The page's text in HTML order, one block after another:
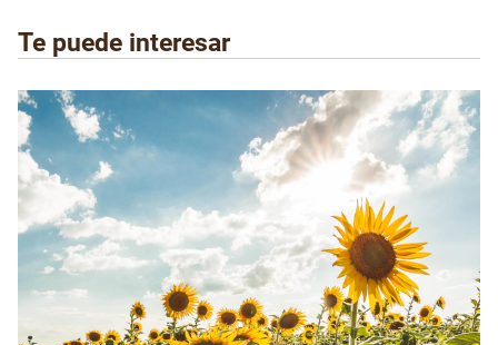
Te puede interesar